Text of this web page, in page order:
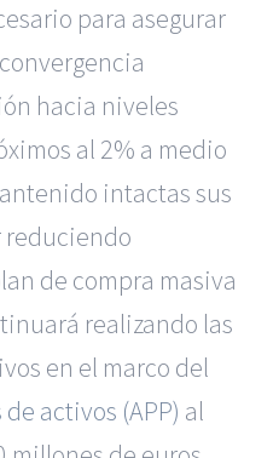
para asegurar
hacia niveles
al 2% a medio
intactas sus
reduciendo
de compra masiva
realizando las
en el marco del
activos (APP) al